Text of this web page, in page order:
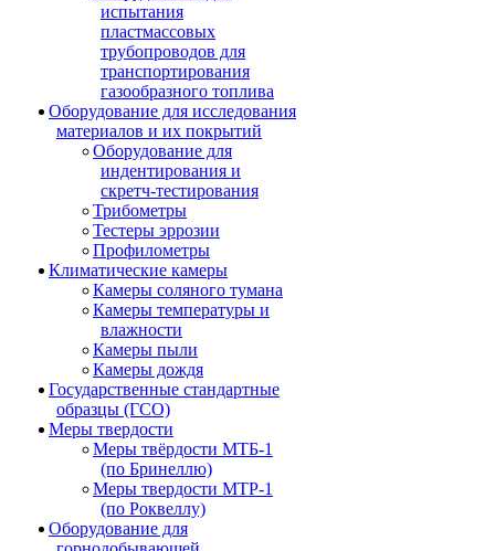
испытания
пластмассовых
трубопроводов для
транспортирования
газообразного топлива
Оборудование для исследования
материалов и их покрытий
Оборудование для
индентирования и
скретч-тестирования
Трибометры
Тестеры эррозии
Профилометры
Климатические камеры
Камеры соляного тумана
Камеры температуры и
влажности
Камеры пыли
Камеры дождя
Государственные стандартные
образцы (ГСО)
Меры твердости
Меры твёрдости МТБ-1
(по Бринеллю)
Меры твердости МТР-1
(по Роквеллу)
Оборудование для